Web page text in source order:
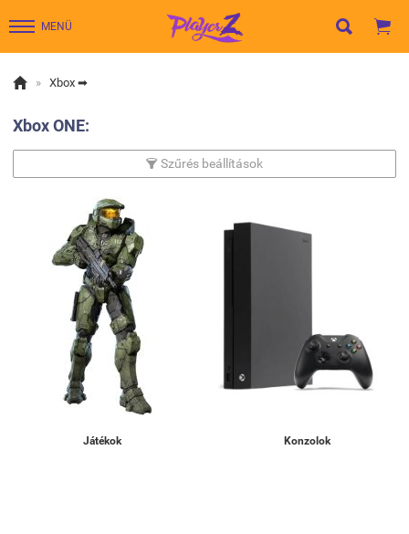
MENÜ  
 » Xbox ➡
Xbox ONE:
 Szűrés beállítások
Játékok Konzolok